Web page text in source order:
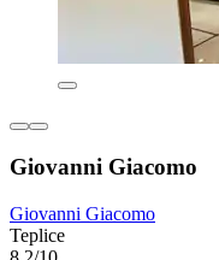
Giovanni Giacomo
Giovanni Giacomo
Teplice